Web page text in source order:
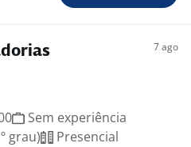
7 ago
Sem experiência
grau)
Presencial